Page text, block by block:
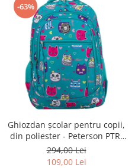
-63%
Ghiozdan școlar pentru copii,
din poliester - Peterson PTR-
PTN BIEDRONKA G28
294,00 Lei
109,00 Lei